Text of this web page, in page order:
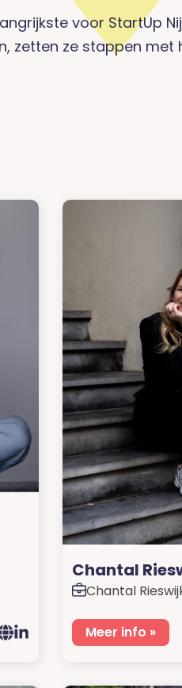
voor StartUp
zetten ze stappen met
Chantal
Chantal
Meer info »